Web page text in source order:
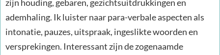
zijn houding, gebaren, gezichtsuitdrukkingen en
ademhaling. Ik luister naar para-verbale aspecten als
intonatie, pauzes, uitspraak, ingeslikte woorden en
versprekingen. Interessant zijn de zogenaamde